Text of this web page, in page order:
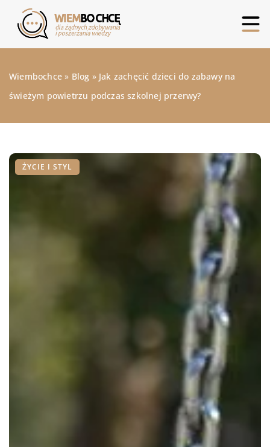
Wiembochce » Blog » Jak zachęcić dzieci do zabawy na
świeżym powietrzu podczas szkolnej przerwy?
ŻYCIE I STYL